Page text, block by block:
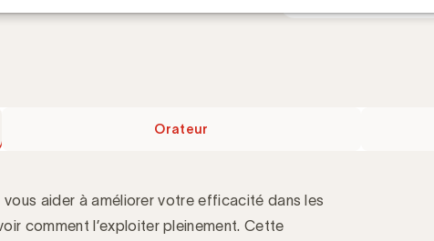
Orateur
aider à améliorer votre efficacité dans les
comment l’exploiter pleinement. Cette